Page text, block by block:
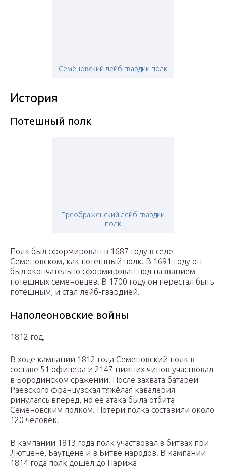
Семёновский лейб-гвардии полк
История
Потешный полк
Преображенский лейб-гвардии
полк
Полк был сформирован в 1687 году в селе
Семёновском, как потешный полк. В 1691 году он
был окончательно сформирован под названием
потешных семёновцев. В 1700 году он перестал быть
потешным, и стал лейб-гвардией.
Наполеоновские войны
1812 год.
В ходе кампании 1812 года Семёновский полк в
составе 51 офицера и 2147 нижних чинов участвовал
в Бородинском сражении. После захвата батареи
Раевского французская тяжёлая кавалерия
ринулаясь вперёд, но её атака была отбита
Семёновским полком. Потери полка составили около
120 человек.
В кампании 1813 года полк участвовал в битвах при
Лютцене, Баутцене и в Битве народов. В кампании
1814 года полк дошёл до Парижа